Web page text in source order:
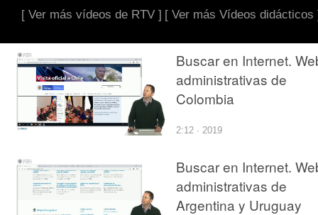
[ Ver más vídeos de RTV ] [ Ver más Vídeos didácticos
Buscar en Internet.
administrativas de
Colombia
2:12 · 2019
Buscar en Internet.
administrativas de
Argentina y Uruguay